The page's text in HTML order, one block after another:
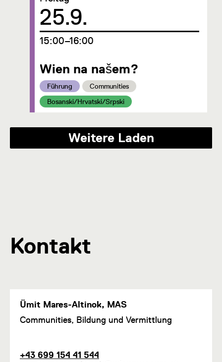
Wien na našem?
Kategorie:
Führung Kategorie:
Communities
Kategorie:
Bosanski/Hrvatski/Srpski
Datum
25.9.
um
15:00–16:00
Weitere Laden
Kontakt
Ümit Mares-Altinok, MAS
F
Communities, Bildung und Vermittlung
T
+43 699 154 41 544
E